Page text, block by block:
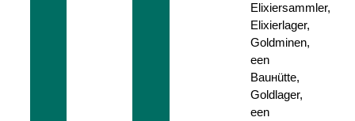
Elixiersammler,
Elixierlager,
Goldminen,
een
Ваuнütte,
Goldlager,
een